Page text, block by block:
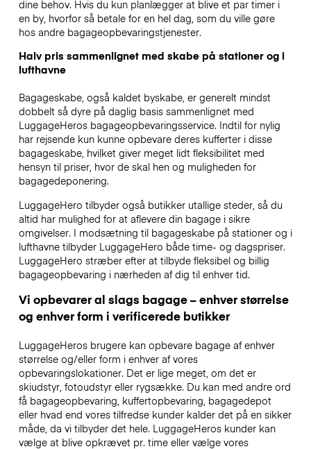
dine behov. Hvis du kun planlægger at blive et par timer i
en by, hvorfor så betale for en hel dag, som du ville gøre
hos andre bagageopbevaringstjenester.
Halv pris sammenlignet med skabe på stationer og i
lufthavne
Bagageskabe, også kaldet byskabe, er generelt mindst
dobbelt så dyre på daglig basis sammenlignet med
LuggageHeros bagageopbevaringsservice. Indtil for nylig
har rejsende kun kunne opbevare deres kufferter i disse
bagageskabe, hvilket giver meget lidt fleksibilitet med
hensyn til priser, hvor de skal hen og muligheden for
bagagedeponering.
LuggageHero tilbyder også butikker utallige steder, så du
altid har mulighed for at aflevere din bagage i sikre
omgivelser. I modsætning til bagageskabe på stationer og i
lufthavne tilbyder LuggageHero både time- og dagspriser.
LuggageHero stræber efter at tilbyde fleksibel og billig
bagageopbevaring i nærheden af dig til enhver tid.
Vi opbevarer al slags bagage – enhver størrelse
og enhver form i verificerede butikker
LuggageHeros brugere kan opbevare bagage af enhver
størrelse og/eller form i enhver af vores
opbevaringslokationer. Det er lige meget, om det er
skiudstyr, fotoudstyr eller rygsække. Du kan med andre ord
få bagageopbevaring, kuffertopbevaring, bagagedepot
eller hvad end vores tilfredse kunder kalder det på en sikker
måde, da vi tilbyder det hele. LuggageHeros kunder kan
vælge at blive opkrævet pr. time eller vælge vores